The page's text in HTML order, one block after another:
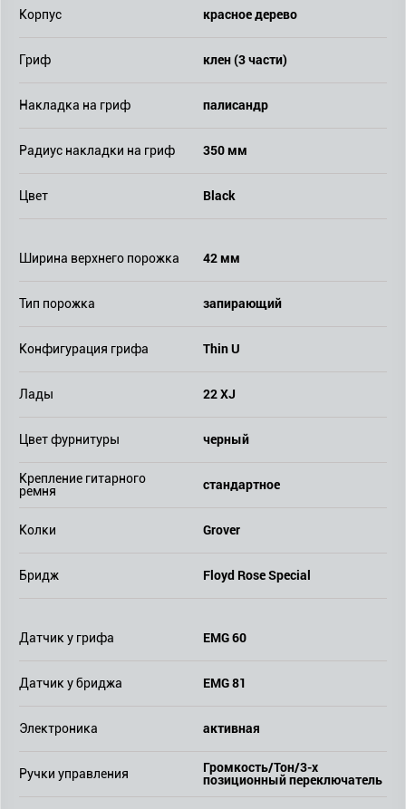
Корпус красное дерево
Гриф клен (3 части)
Накладка на гриф палисандр
Радиус накладки на гриф 350 мм
Цвет Black
Ширина верхнего порожка 42 мм
Тип порожка запирающий
Конфигурация грифа Thin U
Лады 22 XJ
Цвет фурнитуры черный
Крепление гитарного
ремня
стандартное
Колки Grover
Бридж Floyd Rose Special
Датчик у грифа EMG 60
Датчик у бриджа EMG 81
Электроника активная
Ручки управления Громкость/Тон/3-х
позиционный переключатель